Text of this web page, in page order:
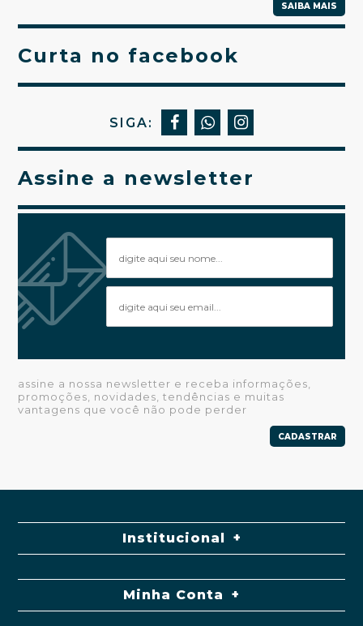
SAIBA MAIS
Curta no facebook
SIGA:
Assine a newsletter
assine a nossa newsletter e receba informações,
promoções, novidades, tendências e muitas
vantagens que você não pode perder
CADASTRAR
Institucional
Minha Conta